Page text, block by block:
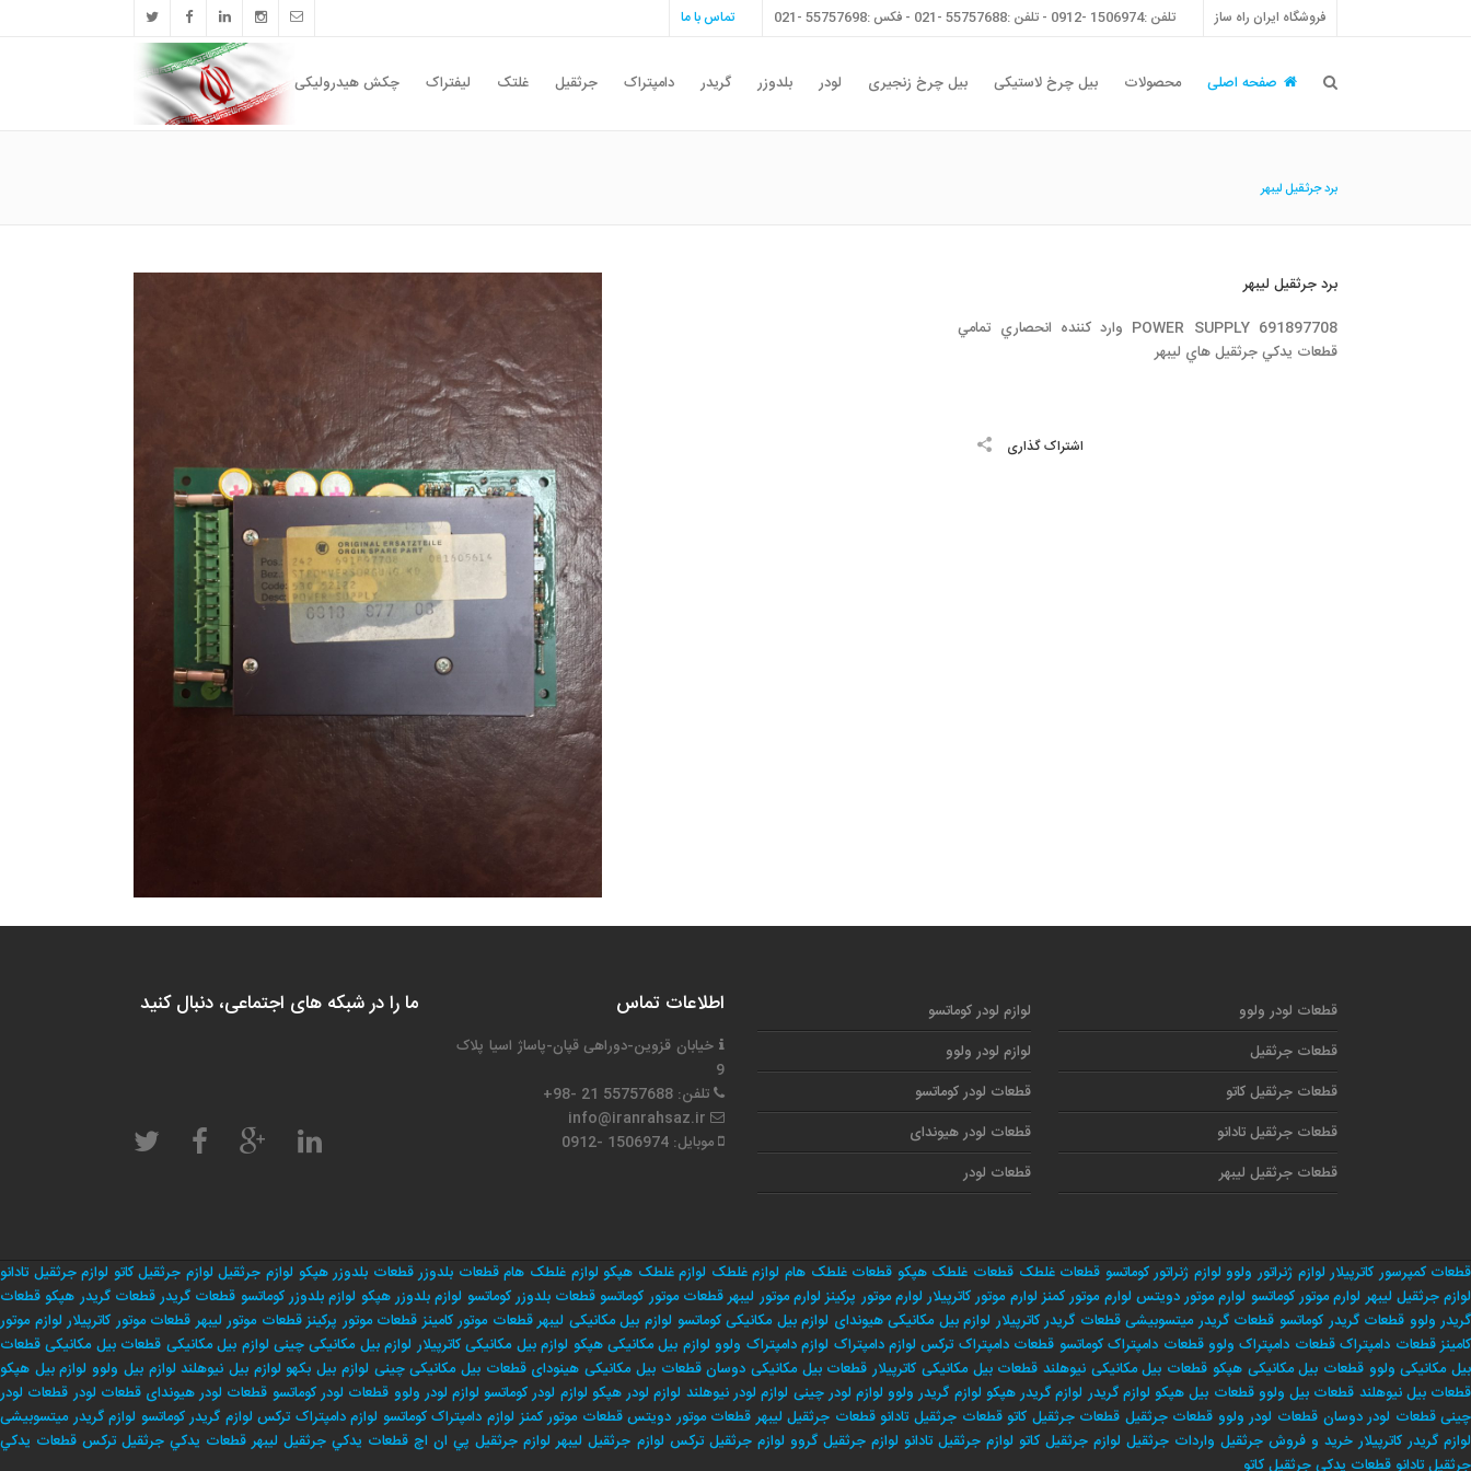
تماس با ما تلفن :1506974 -0912 - تلفن :55757688 -021 - فکس :55757698 -021 فروشگاه ایران راه ساز
چکش هیدرولیکی لیفتراک غلتک جرثقیل دامپتراک گریدر بلدوزر لودر بیل چرخ زنجیری بیل چرخ لاستیکی محصولات صفحه اصلی
برد جرثقيل ليبهر
برد جرثقيل ليبهر
POWER SUPPLY 691897708 وارد كننده انحصاري تمامي
قطعات يدكي جرثقيل هاي ليبهر
اشتراک گذاری
ما را در شبکه های اجتماعی، دنبال کنید اطلاعات تماس
خیابان قزوین-دوراهی قپان-پاساژ اسیا پلاک
9
تلفن: 55757688 21 -98+
موبایل: 1506974 -0912
لوازم لودر کوماتسو
لوازم لودر ولوو
قطعات لودر کوماتسو
قطعات لودر هیوندای
قطعات لودر
قطعات لودر ولوو
قطعات جرثقیل
قطعات جرثقیل کاتو
قطعات جرثقیل تادانو
قطعات جرثقیل لیبهر
قطعات کمپرسور کاترپیلار لوازم ژنراتور ولوو لوازم ژنراتور کوماتسو قطعات غلطک قطعات غلطک هپکو قطعات غلطک هام لوازم غلطک لوازم غلطک هپکو لوازم غلطک هام قطعات بلدوزر قطعات بلدوزر هپکو لوازم جرثقیل لوازم جرثقیل کاتو لوازم جرثقیل تادانو
لوازم جرثقیل لیبهر لوارم موتور کوماتسو لوارم موتور دویتس لوارم موتور کمنز لوارم موتور کاترپیلار لوارم موتور پرکینز لوارم موتور لیبهرقطعات موتور کوماتسو قطعات بلدوزر کوماتسو لوازم بلدوزر هپکو لوازم بلدوزر کوماتسو قطعات گریدرقطعات گریدر هپکوقطعات
گریدر ولوو قطعات گریدر کوماتسو قطعات گریدر میتسوبیشی قطعات گریدر کاترپیلار لوازم بیل مکانیکی هیوندای لوازم بیل مکانیکی کوماتسو لوازم بیل مکانیکی لیبهر قطعات موتور کامینز قطعات موتور پرکینز قطعات موتور لیبهر قطعات موتور کاترپیلار لوازم موتور
کامینز قطعات دامپتراک قطعات دامپتراک ولوو قطعات دامپتراک کوماتسو قطعات دامپتراک ترکس لوازم دامپتراک لوازم دامپتراک ولوو لوازم بیل مکانیکی هپکو لوازم بیل مکانیکی کاترپیلار لوازم بیل مکانیکی چینی لوازم بیل مکانیکی قطعات بیل مکانیکی قطعات
بیل مکانیکی ولوو قطعات بیل مکانیکی هپکو قطعات بیل مکانیکی نیوهلند قطعات بیل مکانیکی کاترپیلار قطعات بیل مکانیکی دوسان قطعات بیل مکانیکی هینودای قطعات بیل مکانیکی چینی لوازم بیل بکهو لوازم بیل نیوهلند لوازم بیل ولوو لوازم بیل هپکو
قطعات بیل نیوهلند قطعات بیل ولووقطعات بیل هپکو لوازم گریدر لوازم گریدر هپکو لوازم گریدر ولوو لوازم لودر چینی لوازم لودر نیوهلند لوازم لودر هپکو لوازم لودر کوماتسو لوازم لودر ولوو قطعات لودر کوماتسو قطعات لودر هیوندای قطعات لودر قطعات لودر
چینی قطعات لودر دوسان قطعات لودر ولوو قطعات جرثقیل قطعات جرثقیل کاتو قطعات جرثقیل تادانو قطعات جرثقیل لیبهر قطعات موتور دویتس قطعات موتور کمنز لوازم دامپتراک کوماتسو لوازم دامپتراک ترکس لوازم گریدر کوماتسو لوازم گریدر میتسوبیشی
لوازم گریدر کاترپیلار خريد و فروش جرثقيل واردات جرثقيل لوازم جرثقيل كاتو لوازم جرثقيل تادانو لوازم جرثقيل گروو لوازم جرثقيل تركس لوازم جرثقيل ليبهر لوازم جرثقيل پي ان اچ قطعات يدكي جرثقيل ليبهر قطعات يدكي جرثقيل تركس قطعات يدكي
جرثقيل تادانو قطعات يدكي جرثقيل كاتو